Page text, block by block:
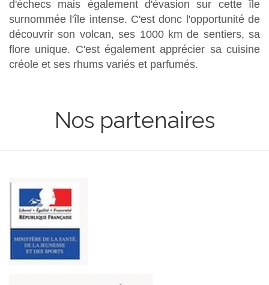
d'échecs mais également d'évasion sur cette île
surnommée l'île intense. C'est donc l'opportunité de
découvrir son volcan, ses 1000 km de sentiers, sa
flore unique. C'est également apprécier sa cuisine
créole et ses rhums variés et parfumés.
Nos partenaires